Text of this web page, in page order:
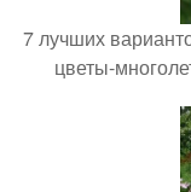
7 лучших
цветы-